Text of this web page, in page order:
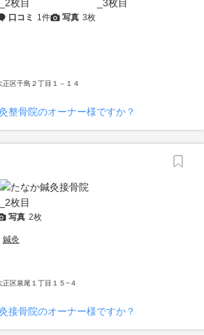
口コミ 1件 写真 3枚
正区千島２丁目１－１４
整骨院のオーナー様ですか？
写真 2枚
鍼灸
正区泉尾１丁目１５−４
接骨院のオーナー様ですか？